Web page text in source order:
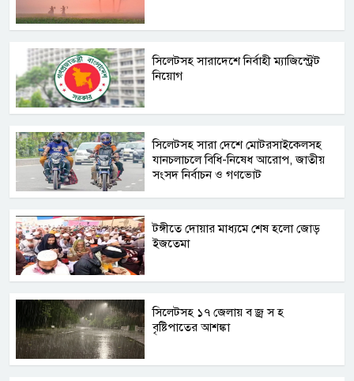
সিলেটসহ সারাদেশে নির্বাহী ম্যাজিস্ট্রেট
নিয়োগ
সিলেটসহ সারা দেশে মোটরসাইকেলসহ
যানচলাচলে বিধি-নিষেধ আরোপ, জাতীয়
সংসদ নির্বাচন ও গণভোট
টঙ্গীতে দোয়ার মাধ্যমে শেষ হলো জোড়
ইজতেমা
সিলেটসহ ১৭ জেলায় ব জ্র স হ
বৃষ্টিপাতের আশঙ্কা